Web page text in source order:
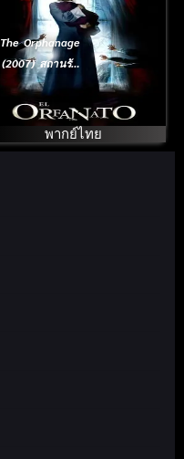
The Orphanage
(2007) สถานรับ
เลี้ยงผี
พากย์ไทย